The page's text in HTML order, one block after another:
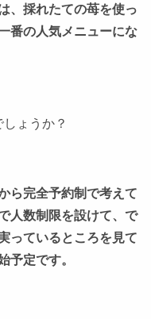
、採れたての苺を使っ
番の人気メニューにな
ょうか？
ら完全予約制で考えて
人数制限を設けて、で
っているところを見て
予定です。